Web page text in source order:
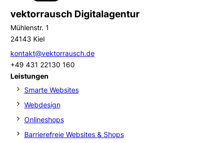
vektorrausch Digitalagentur
Mühlenstr. 1
24143 Kiel
kontakt@vektorrausch.de
+49 431 22130 160
Leistungen
Smarte Websites
Webdesign
Onlineshops
Barrierefreie Websites & Shops